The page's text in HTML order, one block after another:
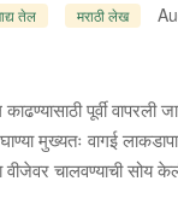
तेल मराठी लेख
पूर्वी वापरली
मुख्यतः वागई
वीजेवर चालवण्याची